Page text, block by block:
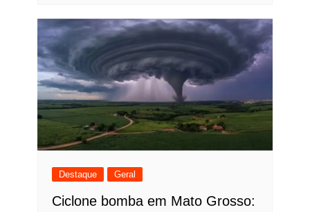
Destaque Geral
Ciclone bomba em Mato Grosso: